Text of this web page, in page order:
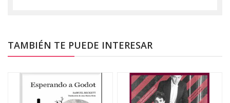
TAMBIÉN TE PUEDE INTERESAR